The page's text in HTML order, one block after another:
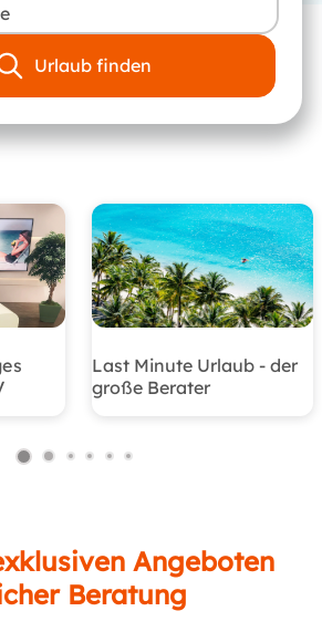
Urlaub finden
Last Minute Urlaub - der
große Berater
Angeboten
Beratung